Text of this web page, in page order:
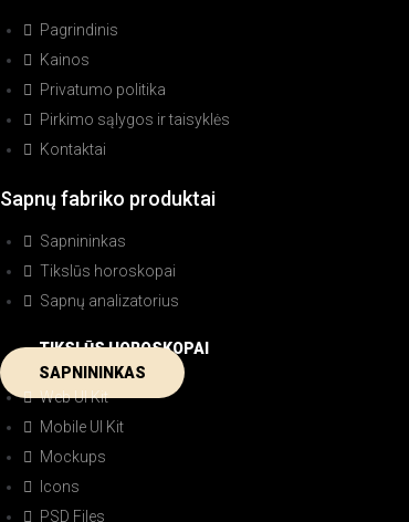
Pagrindinis
Kainos
Privatumo politika
Pirkimo sąlygos ir taisyklės
Kontaktai
Sapnų fabriko produktai
Sapnininkas
Tikslūs horoskopai
Sapnų analizatorius
TIKSLŪS HOROSKOPAI
SAPNININKAS
Web UI Kit
Mobile UI Kit
Mockups
Icons
PSD Files